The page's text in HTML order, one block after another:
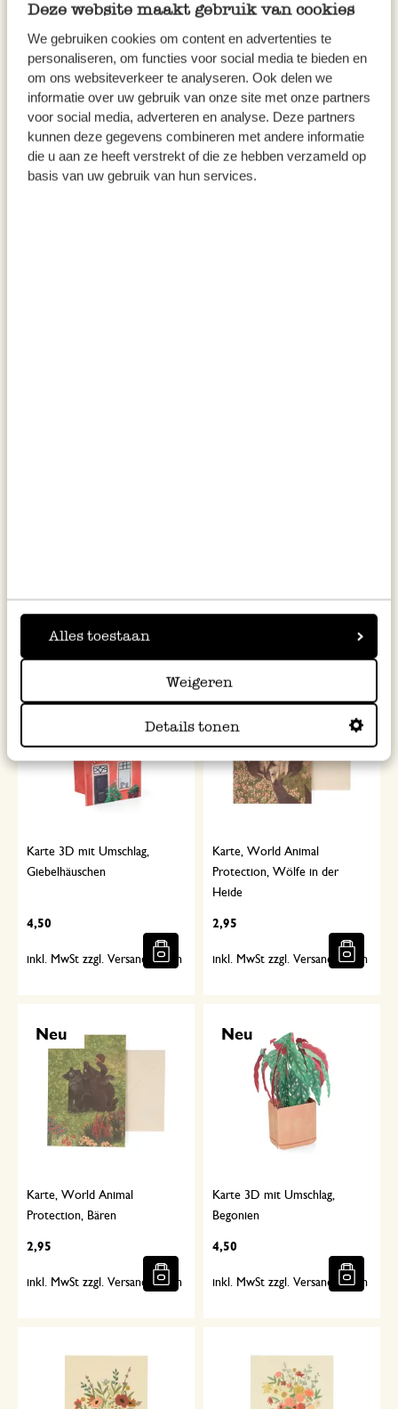
Deze website maakt gebruik van cookies
We gebruiken cookies om content en advertenties te
personaliseren, om functies voor social media te bieden en
om ons websiteverkeer te analyseren. Ook delen we
informatie over uw gebruik van onze site met onze partners
voor social media, adverteren en analyse. Deze partners
kunnen deze gegevens combineren met andere informatie
die u aan ze heeft verstrekt of die ze hebben verzameld op
basis van uw gebruik van hun services.
Alles toestaan
Weigeren
Details tonen
Karte, World Animal
inkl. MwSt zzgl. Versandkosten inkl. MwSt zzgl. Versandkosten
Karte 3D mit Umschlag,
Giebelhäuschen
4,50
inkl. MwSt zzgl. Versandkosten
Neu
Karte, World Animal
Protection, Wölfe in der
Heide
2,95
inkl. MwSt zzgl. Versandkosten
Neu
Karte, World Animal
Protection, Bären
2,95
inkl. MwSt zzgl. Versandkosten
Neu
Karte 3D mit Umschlag,
Begonien
4,50
inkl. MwSt zzgl. Versandkosten